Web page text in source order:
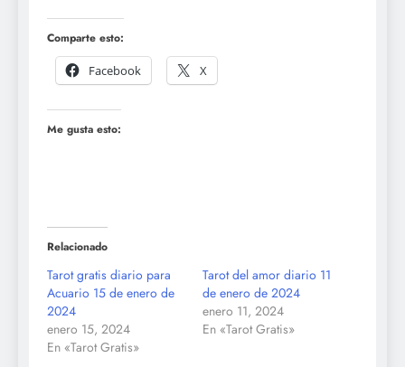
Comparte esto:
Facebook
X
Me gusta esto:
Relacionado
Tarot gratis diario para
Acuario 15 de enero de
2024
enero 15, 2024
En «Tarot Gratis»
Tarot del amor diario 11
de enero de 2024
enero 11, 2024
En «Tarot Gratis»